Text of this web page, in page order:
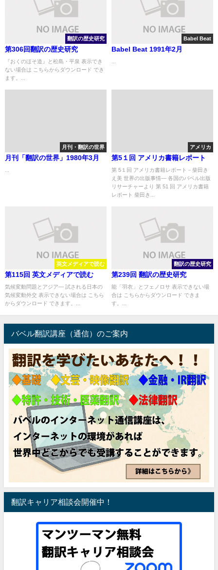
翻訳の歴史研究
第306回翻訳の歴史研究
『おくのほそ道』と松島・平泉 表示でき
ない場合は こちらからダウンロード でき
ます。...
Babel Beat
Babel Beat 1991年2月
月刊・翻訳の世界
月刊「翻訳の世界」1980年3月
アメリカ
第5１回 アメリカ書籍レポート
第 5１回 アメリカ書籍レポート－柴田き
え美 世界の出版事情― 各国のバベル出版
リサーチャーより 第 51 回 アメリカ書籍
レポート 柴田き...
英文メディアで読む
第115回 英文メディアで読む
気候変動問題とアジア― 試される日本の
気候変動外交 表示できない場合は こちら
からダウンロード できます。...
翻訳の歴史研究
第239回 翻訳の歴史研究
能「羽衣」とフェノロサ 表示できない場
合は こちらからダウンロード できま
す。...
バベル翻訳講座（通信）のご案内
翻訳キャリア相談会開催中！